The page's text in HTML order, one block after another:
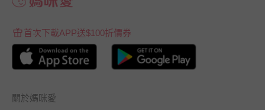
首次下載APP送$100折價券
關於媽咪愛